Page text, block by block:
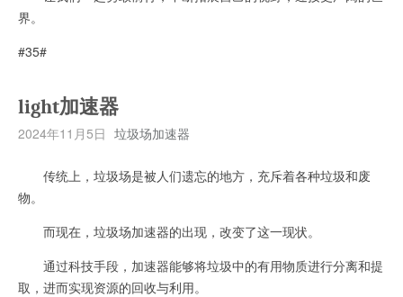
界。
#35#
light加速器
2024年11月5日 垃圾场加速器
传统上，垃圾场是被人们遗忘的地方，充斥着各种垃圾和废
物。
而现在，垃圾场加速器的出现，改变了这一现状。
通过科技手段，加速器能够将垃圾中的有用物质进行分离和提
取，进而实现资源的回收与利用。